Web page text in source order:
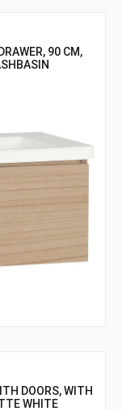
90 CM,
DOORS, WITH
WHITE